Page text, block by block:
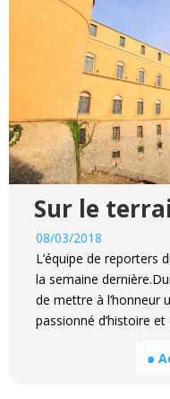
Sur le
08/03/2018
L’équipe de reporters
la semaine
de mettre à l’honneur
passionné d’histoire
๑